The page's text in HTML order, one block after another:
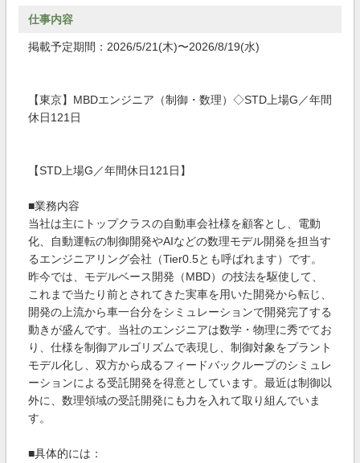
仕事内容
掲載予定期間：2026/5/21(木)〜2026/8/19(水)
【東京】MBDエンジニア（制御・数理）◇STD上場G／年間
休日121日
【STD上場G／年間休日121日】
■業務内容
当社は主にトップクラスの自動車会社様を顧客とし、電動
化、自動運転の制御開発やAIなどの数理モデル開発を担当す
るエンジニアリング会社（Tier0.5とも呼ばれます）です。
昨今では、モデルベース開発（MBD）の技法を駆使して、
これまで当たり前とされてきた実車を用いた開発から転じ、
開発の上流から車一台分をシミュレーションで開発完了する
動きが盛んです。当社のエンジニアは数学・物理に秀でてお
り、仕様を制御アルゴリズムで表現し、制御対象をプラント
モデル化し、双方から成るフィードバックループのシミュレ
ーションによる受託開発を得意としています。最近は制御以
外に、数理領域の受託開発にも力を入れて取り組んでいま
す。
■具体的には：